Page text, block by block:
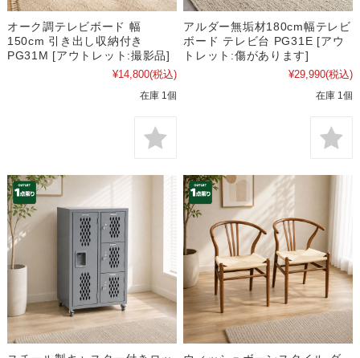
オーク調テレビボード 幅
150cm 引き出し収納付き
PG31M [アウトレット:撮影品]
¥14,800(税込)
在庫 1個
アルダー無垢材180cm幅テレビ
ボード テレビ台 PG31E [アウ
トレット:傷があります]
¥29,990(税込)
在庫 1個